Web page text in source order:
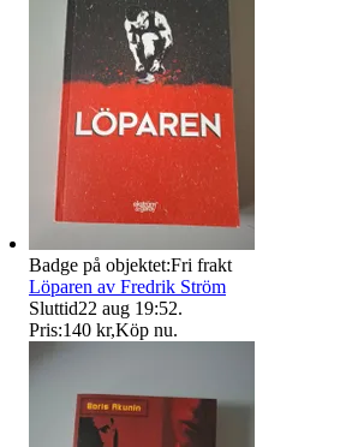
Badge på objektet:Fri frakt
Löparen av Fredrik Ström
Sluttid22 aug 19:52.
Pris:140 kr,Köp nu.